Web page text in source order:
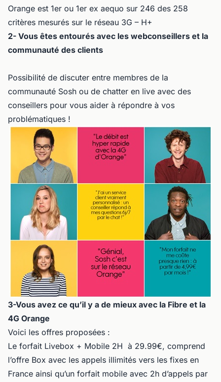
Orange est 1er ou 1er ex aequo sur 246 des 258
critères mesurés sur le réseau 3G – H+
2- Vous êtes entourés avec les webconseillers et la
communauté des clients
Possibilité de discuter entre membres de la
communauté Sosh ou de chatter en live avec des
conseillers pour vous aider à répondre à vos
problématiques !
3-Vous avez ce qu’il y a de mieux avec la Fibre et la
4G Orange
Voici les offres proposées :
Le forfait Livebox + Mobile 2H à 29.99€, comprend
l’offre Box avec les appels illimités vers les fixes en
France ainsi qu’un forfait mobile avec 2h d’appels par